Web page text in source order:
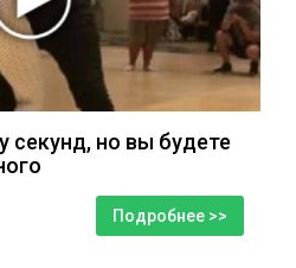
секунд, но вы будете
Подробнее >>